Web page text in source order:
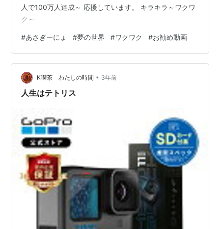
人で100万人達成～ 応援しています。 キラキラ～ワクワ
ク～
#あさぎーにょ #夢の世界 #ワクワク #お勧め動画
K喫茶 わたしの時間 • 3年前
人生はテトリス